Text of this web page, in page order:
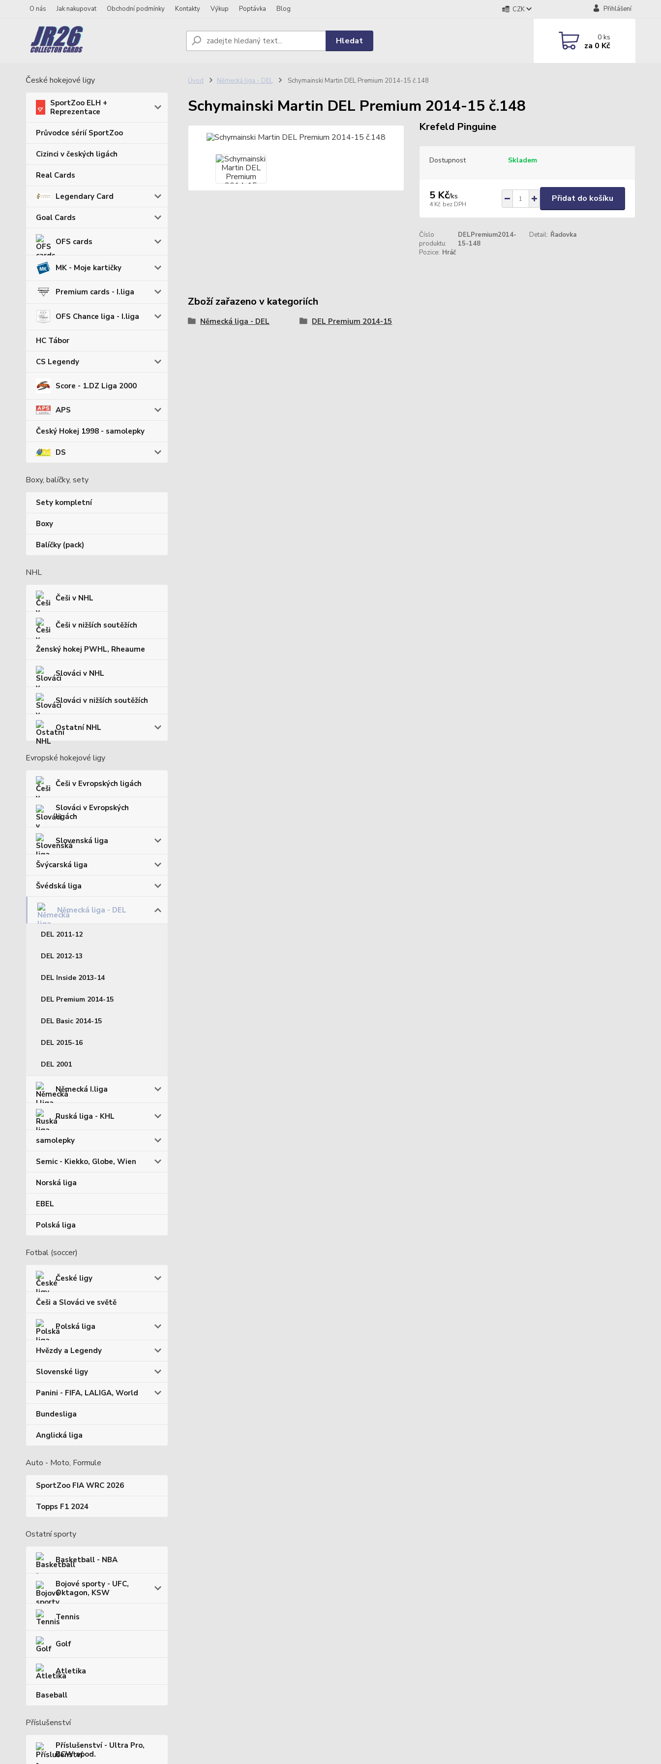
O nás Jak nakupovat Obchodní podmínky Kontakty Výkup Poptávka Blog CZK Přihlášení
Hledat 0ks
za 0 Kč
České hokejové ligy
SportZoo ELH +
Reprezentace
Průvodce sérií SportZoo
Cizinci v českých ligách
Real Cards
Legendary Card
Goal Cards
OFS cards
MK - Moje kartičky
Premium cards - I.liga
OFS Chance liga - I.liga
HC Tábor
CS Legendy
Score - 1.DZ Liga 2000
APS
Český Hokej 1998 - samolepky
DS
Boxy, balíčky, sety
Sety kompletní
Boxy
Balíčky (pack)
NHL
Češi v NHL
Češi v nižších soutěžích
Ženský hokej PWHL, Rheaume
Slováci v NHL
Slováci v nižších soutěžích
Ostatní NHL
Evropské hokejové ligy
Češi v Evropských ligách
Slováci v Evropských
ligách
Slovenská liga
Švýcarská liga
Švédská liga
Německá liga - DEL
DEL 2011-12
DEL 2012-13
DEL Inside 2013-14
DEL Premium 2014-15
DEL Basic 2014-15
DEL 2015-16
DEL 2001
Německá I.liga
Ruská liga - KHL
samolepky
Semic - Kiekko, Globe, Wien
Norská liga
EBEL
Polská liga
Fotbal (soccer)
České ligy
Češi a Slováci ve světě
Polská liga
Hvězdy a Legendy
Slovenské ligy
Panini - FIFA, LALIGA, World
Bundesliga
Anglická liga
Auto - Moto, Formule
SportZoo FIA WRC 2026
Topps F1 2024
Ostatní sporty
Basketball - NBA
Bojové sporty - UFC,
Oktagon, KSW
Tennis
Golf
Atletika
Baseball
Příslušenství
Příslušenství - Ultra Pro,
BCW apod.
Úvod Německá liga - DEL Schymainski Martin DEL Premium 2014-15 č.148
Schymainski Martin DEL Premium 2014-15 č.148
Krefeld Pinguine
Dostupnost Skladem
5 Kč/ks
4 Kč bez DPH
Přidat do košíku
Číslo
produktu:
DELPremium2014-
15-148
Detail: Řadovka
Pozice: Hráč
Zboží zařazeno v kategoriích
Německá liga - DEL DEL Premium 2014-15